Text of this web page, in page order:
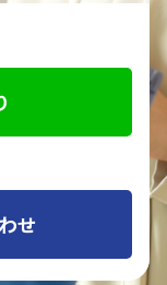
せ